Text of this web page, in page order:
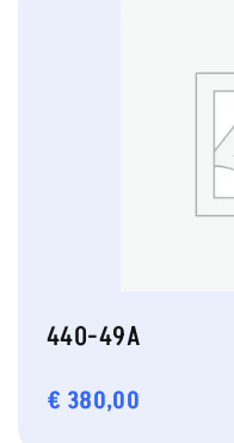
440-49A
€ 380,00